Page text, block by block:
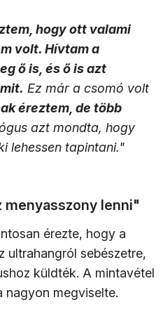
hogy ott valami
volt. Hívtam a
ő is, és ő is azt
Ez már a csomó volt
éreztem, de több
azt mondta, hogy
lehessen tapintani."
menyasszony lenni"
érezte, hogy a
ultrahangról sebészetre,
küldték. A mintavétel
nagyon megviselte.